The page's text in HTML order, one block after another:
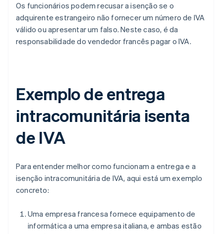
Os funcionários podem recusar a isenção se o
adquirente estrangeiro não fornecer um número de IVA
válido ou apresentar um falso. Neste caso, é da
responsabilidade do vendedor francês pagar o IVA.
Exemplo de entrega
intracomunitária isenta
de IVA
Para entender melhor como funcionam a entrega e a
isenção intracomunitária de IVA, aqui está um exemplo
concreto:
Uma empresa francesa fornece equipamento de
informática a uma empresa italiana, e ambas estão